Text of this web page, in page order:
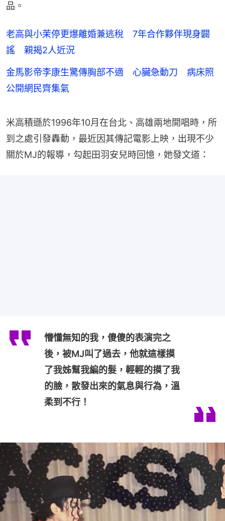
品。
老高與小茉停更爆離婚兼逃稅 7年合作夥伴現身闢
謠 親揭2人近況
金馬影帝李康生驚傳胸部不適 心臟急動刀 病床照
公開網民齊集氣
米高積遜於1996年10月在台北、高雄兩地開唱時，所
到之處引發轟動，最近因其傳記電影上映，出現不少
關於MJ的報導，勾起田羽安兒時回憶，她發文道：
懵懂無知的我，傻傻的表演完之
後，被MJ叫了過去，他就這樣摸
了我姊幫我編的髮，輕輕的摸了我
的臉，散發出來的氣息與行為，溫
柔到不行！